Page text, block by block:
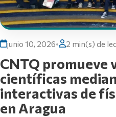
junio 10, 2026• 2 min(s) de
CNTQ promueve
científicas
interactivas de
en Aragua